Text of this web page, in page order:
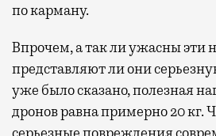
по карману.
Впрочем, а так ли ужасны эти
представляют ли они
уже было сказано, полезная
дронов равна примерно 20 кг.